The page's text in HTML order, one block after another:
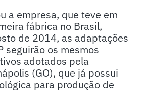
a empresa, que teve em
fábrica no Brasil,
de 2014, as adaptações
seguirão os mesmos
adotados pela
(GO), que já possui
para produção de